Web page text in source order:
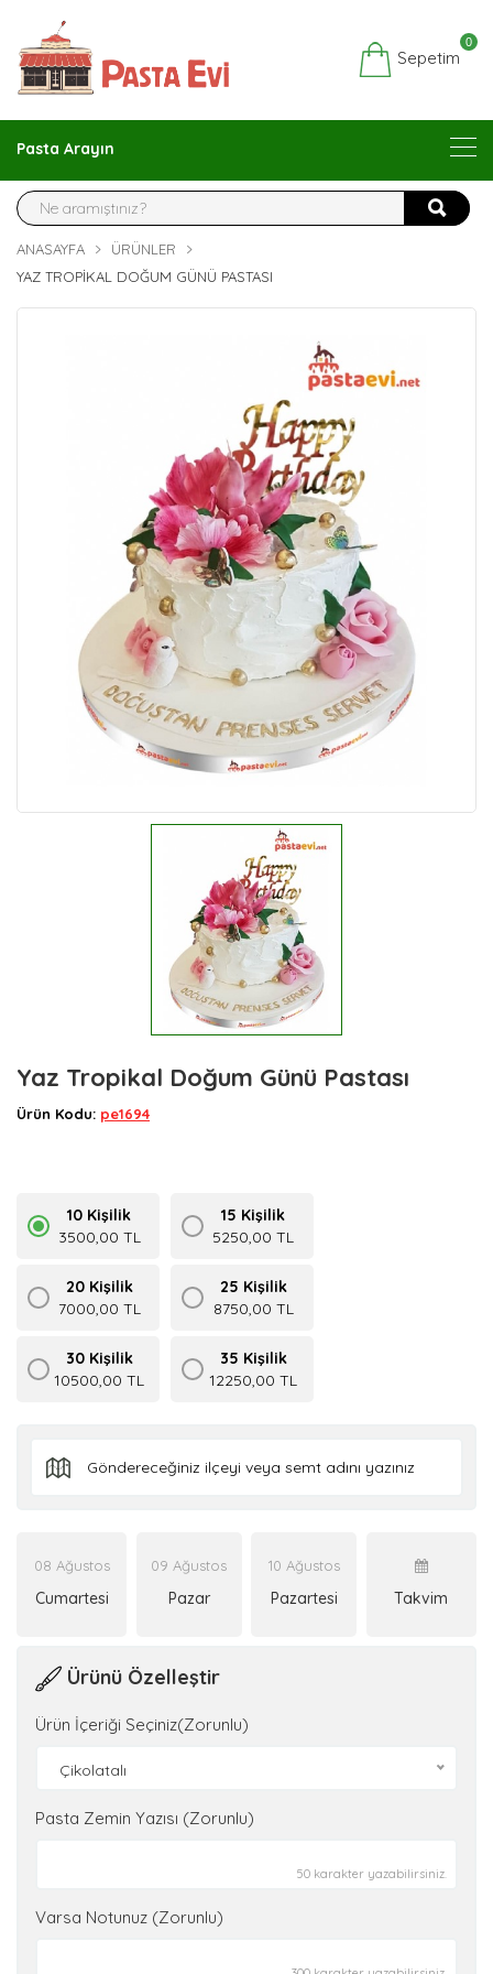
Sepetim
0
Pasta Arayın
ANASAYFA
ÜRÜNLER
YAZ TROPIKAL DOĞUM GÜNÜ PASTASI
Yaz Tropikal Doğum Günü Pastası
Ürün Kodu: pe1694
10 Kişilik
3500,00 TL
15 Kişilik
5250,00 TL
20 Kişilik
7000,00 TL
25 Kişilik
8750,00 TL
30 Kişilik
10500,00 TL
35 Kişilik
12250,00 TL
08 Ağustos
Cumartesi
09 Ağustos
Pazar
10 Ağustos
Pazartesi Takvim
Ürünü Özelleştir
Ürün İçeriği Seçiniz(Zorunlu)
Çikolatalı
Pasta Zemin Yazısı (Zorunlu)
50 karakter yazabilirsiniz.
Varsa Notunuz (Zorunlu)